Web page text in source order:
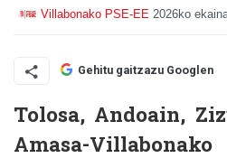
Villabonako PSE-EE 2026ko
Gehitu gaitzazu Googlen
Tolosa, Andoain,
Amasa-